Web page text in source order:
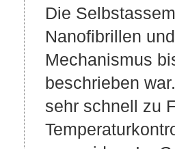
Die
Nanofibrillen
Mechanismus
beschrieben
sehr schnell zu